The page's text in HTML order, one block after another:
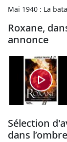
Mai 1940 : La
Roxane,
annonce
Sélection
dans